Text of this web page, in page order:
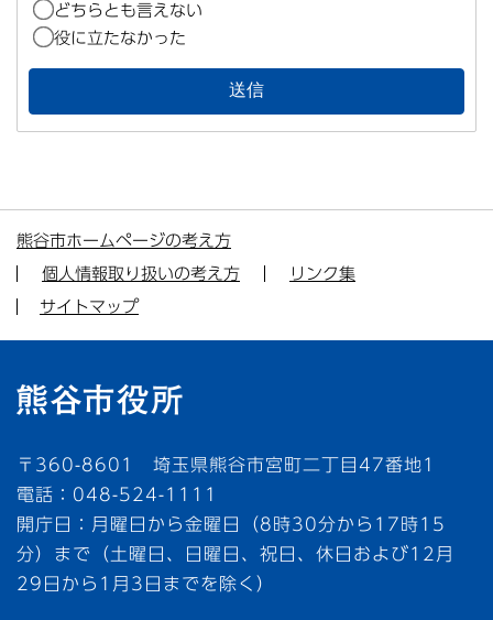
どちらとも言えない
役に立たなかった
熊谷市ホームページの考え方
個人情報取り扱いの考え方
リンク集
サイトマップ
〒360-8601 埼玉県熊谷市宮町二丁目47番地1
電話：048-524-1111
開庁日：月曜日から金曜日（8時30分から17時15
分）まで（土曜日、日曜日、祝日、休日および12月
29日から1月3日までを除く）